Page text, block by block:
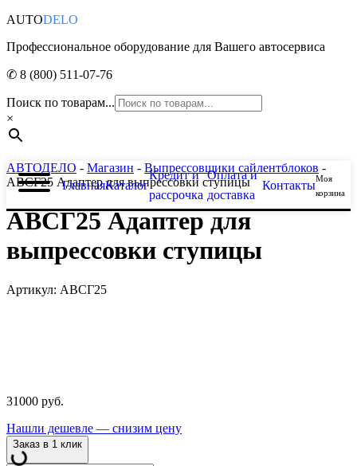
AUTODELO
Профессиональное оборудование для Вашего автосервиса
✆ 8 (800) 511-07-76
Поиск по товарам...
×
ГлавнаяКаталог
Кредит и
рассрочка
Оплата и
доставка
КонтактыМоя
корзина
АВТОДЕЛО - Магазин - Выпрессовщики сайлентблоков -
АВСГ25 Адаптер для выпрессовки ступицы
АВСГ25 Адаптер для
выпрессовки ступицы
Артикул: АВСГ25
31000 руб.
Нашли дешевле — снизим цену
Заказ в 1 клик